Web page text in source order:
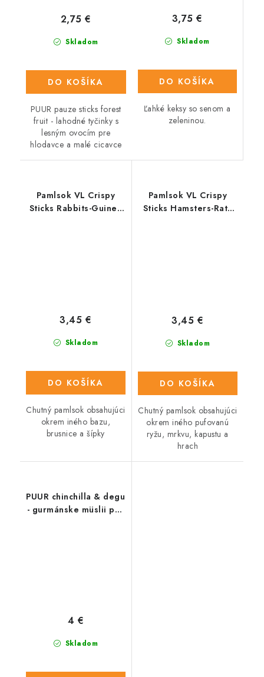
Skladom
2,75 €
DO KOŠÍKA
PUUR pauze sticks forest
fruit - lahodné tyčinky s
lesným ovocím pre
hlodavce a malé cicavce
Skladom
3,75 €
DO KOŠÍKA
Ľahké keksy so senom a
zeleninou.
Pamlsok VL Crispy
Sticks Rabbits-Guinea
Skladom
3,45 €
DO KOŠÍKA
Chutný pamlsok obsahujúci
okrem iného bazu,
brusnice a šípky
Pamlsok VL Crispy
Sticks Hamsters-Rats
Skladom
3,45 €
DO KOŠÍKA
Chutný pamlsok obsahujúci
okrem iného pufovanú
ryžu, mrkvu, kapustu a
hrach
PUUR chinchilla & degu
- gurmánske müslii pre
Skladom
4 €